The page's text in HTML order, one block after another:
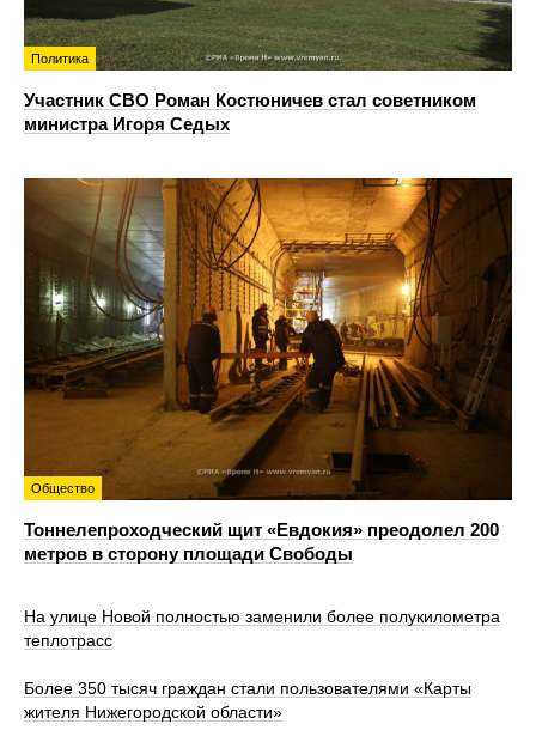
Политика
Участник СВО Роман Костюничев стал советником
министра Игоря Седых
Общество
Тоннелепроходческий щит «Евдокия» преодолел 200
метров в сторону площади Свободы
На улице Новой полностью заменили более полукилометра
теплотрасс
Более 350 тысяч граждан стали пользователями «Карты
жителя Нижегородской области»